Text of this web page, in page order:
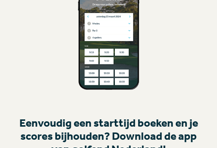
Eenvoudig een starttijd boeken en je
scores bijhouden? Download de app